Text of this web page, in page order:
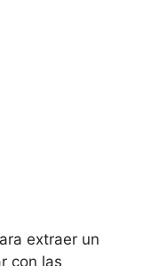
extraer un
con las